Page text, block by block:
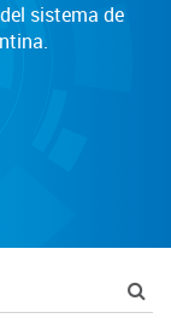
sistema de